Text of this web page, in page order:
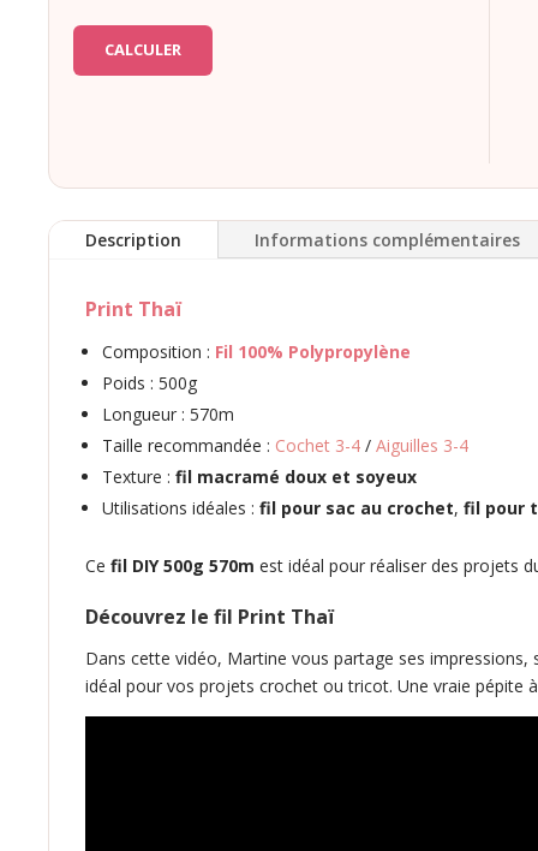
CALCULER
Description Informations complémentaires
Print Thaï
Composition : Fil 100% Polypropylène
Poids : 500g
Longueur : 570m
Taille recommandée : Cochet 3-4 /Aiguilles 3-4
Texture :fil macramé doux et soyeux
Utilisations idéales :fil pour sac au crochet,fil pour
Cefil DIY 500g 570m est idéal pour réaliser des projets
Découvrez le fil Print Thaï
Dans cette vidéo, Martine vous partage ses
idéal pour vos projets crochet ou tricot. Une vraie pépite